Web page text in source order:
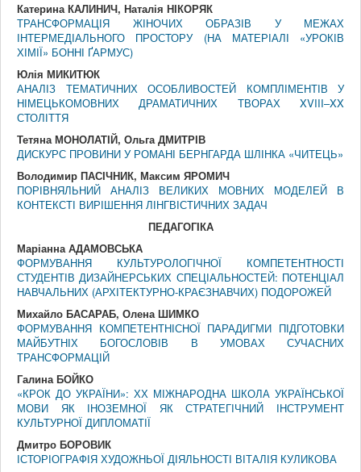
Катерина КАЛИНИЧ, Наталія НІКОРЯК
ТРАНСФОРМАЦІЯ ЖІНОЧИХ ОБРАЗІВ У МЕЖАХ
ІНТЕРМЕДІАЛЬНОГО ПРОСТОРУ (НА МАТЕРІАЛІ «УРОКІВ
ХІМІЇ» БОННІ ҐАРМУС)
Юлія МИКИТЮК
АНАЛІЗ ТЕМАТИЧНИХ ОСОБЛИВОСТЕЙ КОМПЛІМЕНТІВ У
НІМЕЦЬКОМОВНИХ ДРАМАТИЧНИХ ТВОРАХ XVIII–XX
СТОЛІТТЯ
Тетяна МОНОЛАТІЙ, Ольга ДМИТРІВ
ДИСКУРС ПРОВИНИ У РОМАНІ БЕРНГАРДА ШЛІНКА «ЧИТЕЦЬ»
Володимир ПАСІЧНИК, Максим ЯРОМИЧ
ПОРІВНЯЛЬНИЙ АНАЛІЗ ВЕЛИКИХ МОВНИХ МОДЕЛЕЙ В
КОНТЕКСТІ ВИРІШЕННЯ ЛІНГВІСТИЧНИХ ЗАДАЧ
ПЕДАГОГIКА
Маріанна АДАМОВСЬКА
ФОРМУВАННЯ КУЛЬТУРОЛОГІЧНОЇ КОМПЕТЕНТНОСТІ
СТУДЕНТІВ ДИЗАЙНЕРСЬКИХ СПЕЦІАЛЬНОСТЕЙ: ПОТЕНЦІАЛ
НАВЧАЛЬНИХ (АРХІТЕКТУРНО-КРАЄЗНАВЧИХ) ПОДОРОЖЕЙ
Михайло БАСАРАБ, Олена ШИМКО
ФОРМУВАННЯ КОМПЕТЕНТНІСНОЇ ПАРАДИГМИ ПІДГОТОВКИ
МАЙБУТНІХ БОГОСЛОВІВ В УМОВАХ СУЧАСНИХ
ТРАНСФОРМАЦІЙ
Галина БОЙКО
«КРОК ДО УКРАЇНИ»: ХХ МІЖНАРОДНА ШКОЛА УКРАЇНСЬКОЇ
МОВИ ЯК ІНОЗЕМНОЇ ЯК СТРАТЕГІЧНИЙ ІНСТРУМЕНТ
КУЛЬТУРНОЇ ДИПЛОМАТІЇ
Дмитро БОРОВИК
ІСТОРІОГРАФІЯ ХУДОЖНЬОЇ ДІЯЛЬНОСТІ ВІТАЛІЯ КУЛИКОВА